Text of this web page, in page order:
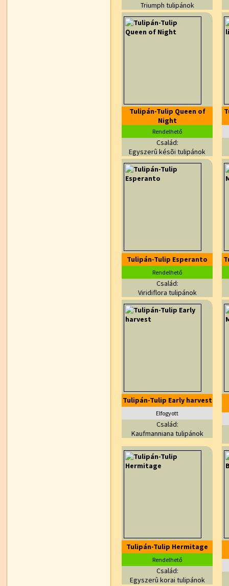
Triumph tulipánok
Tulipán-Tulip Queen of
Night
Rendelhető
Család:
Egyszerû késõi tulipánok
Tulipán-Tulip Esperanto
Rendelhető
Család:
Viridiflora tulipánok
Tulipán-Tulip Early harvest
Elfogyott
Család:
Kaufmanniana tulipánok
Tulipán-Tulip Hermitage
Rendelhető
Család:
Egyszerû korai tulipánok